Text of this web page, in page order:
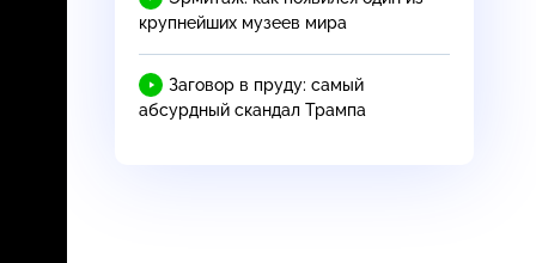
крупнейших музеев мира
Заговор в пруду: самый
абсурдный скандал Трампа